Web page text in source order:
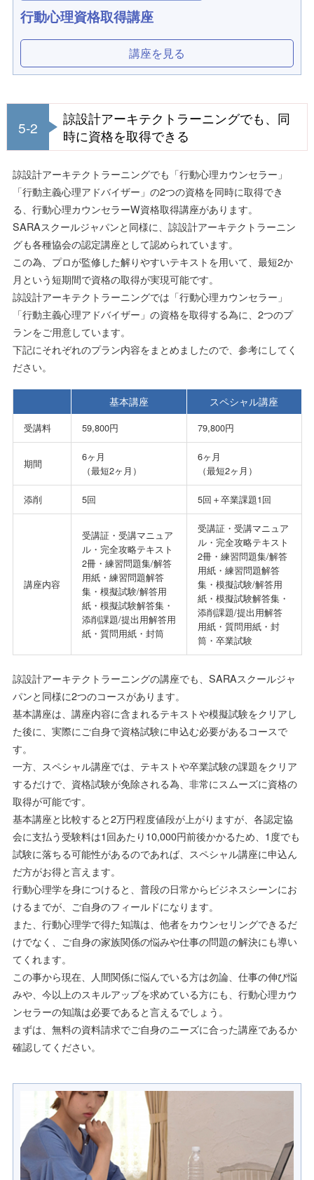
行動心理資格取得講座
講座を見る
5-2
諒設計アーキテクトラーニングでも、同
時に資格を取得できる
諒設計アーキテクトラーニングでも「行動心理カウンセラー」
「行動主義心理アドバイザー」の2つの資格を同時に取得でき
る、行動心理カウンセラーW資格取得講座があります。
SARAスクールジャパンと同様に、諒設計アーキテクトラーニン
グも各種協会の認定講座として認められています。
この為、プロが監修した解りやすいテキストを用いて、最短2か
月という短期間で資格の取得が実現可能です。
諒設計アーキテクトラーニングでは「行動心理カウンセラー」
「行動主義心理アドバイザー」の資格を取得する為に、2つのプ
ランをご用意しています。
下記にそれぞれのプラン内容をまとめましたので、参考にしてく
ださい。
基本講座 スペシャル講座
受講料 59,800円 79,800円
期間
6ヶ月
（最短2ヶ月）
6ヶ月
（最短2ヶ月）
添削 5回 5回＋卒業課題1回
講座内容
受講証・受講マニュア
ル・完全攻略テキスト
2冊・練習問題集/解答
用紙・練習問題解答
集・模擬試験/解答用
紙・模擬試験解答集・
添削課題/提出用解答用
紙・質問用紙・封筒
受講証・受講マニュア
ル・完全攻略テキスト
2冊・練習問題集/解答
用紙・練習問題解答
集・模擬試験/解答用
紙・模擬試験解答集・
添削課題/提出用解答
用紙・質問用紙・封
筒・卒業試験
諒設計アーキテクトラーニングの講座でも、SARAスクールジャ
パンと同様に2つのコースがあります。
基本講座は、講座内容に含まれるテキストや模擬試験をクリアし
た後に、実際にご自身で資格試験に申込む必要があるコースで
す。
一方、スペシャル講座では、テキストや卒業試験の課題をクリア
するだけで、資格試験が免除される為、非常にスムーズに資格の
取得が可能です。
基本講座と比較すると2万円程度値段が上がりますが、各認定協
会に支払う受験料は1回あたり10,000円前後かかるため、1度でも
試験に落ちる可能性があるのであれば、スペシャル講座に申込ん
だ方がお得と言えます。
行動心理学を身につけると、普段の日常からビジネスシーンにお
けるまでが、ご自身のフィールドになります。
また、行動心理学で得た知識は、他者をカウンセリングできるだ
けでなく、ご自身の家族関係の悩みや仕事の問題の解決にも導い
てくれます。
この事から現在、人間関係に悩んでいる方は勿論、仕事の伸び悩
みや、今以上のスキルアップを求めている方にも、行動心理カウ
ンセラーの知識は必要であると言えるでしょう。
まずは、無料の資料請求でご自身のニーズに合った講座であるか
確認してください。